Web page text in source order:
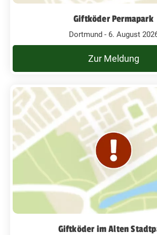
Giftköder Permapark
Dortmund - 6. August
Zur Meldung
Giftköder im Alten